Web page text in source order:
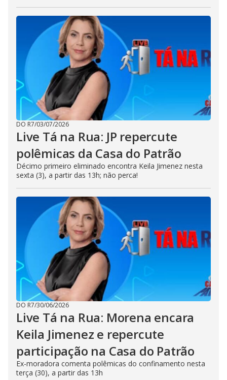
DO R7/03/07/2026
Live Tá na Rua: JP repercute
polêmicas da Casa do Patrão
Décimo primeiro eliminado encontra Keila Jimenez nesta
sexta (3), a partir das 13h; não perca!
DO R7/30/06/2026
Live Tá na Rua: Morena encara
Keila Jimenez e repercute
participação na Casa do Patrão
Ex-moradora comenta polêmicas do confinamento nesta
terça (30), a partir das 13h